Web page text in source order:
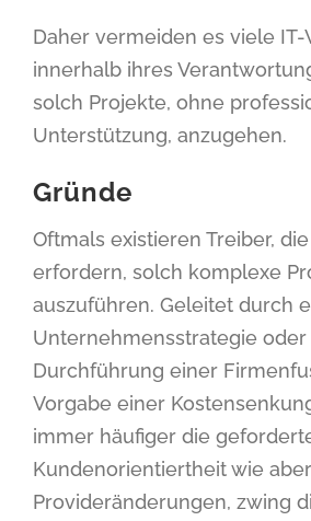
Daher vermeiden es viele
innerhalb ihres
solch Projekte, ohne
Unterstützung, anzugehen.
Gründe
Oftmals existieren Treiber,
erfordern, solch komplexe
auszuführen. Geleitet durch
Unternehmensstrategie oder
Durchführung einer
Vorgabe einer
immer häufiger die
Kundenorientiertheit wie
Provideränderungen, zwing